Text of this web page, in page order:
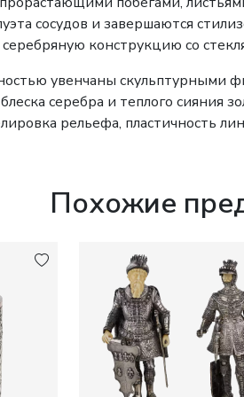
сосудов и завершаются
конструкцию со
увенчаны скульптурными
серебра и теплого сияния
рельефа, пластичность
значительный интерес для
сервировки эпохи Belle
в восьмиугольном
Представленное клеймо головы
категория пробы требует
следы
Похожие